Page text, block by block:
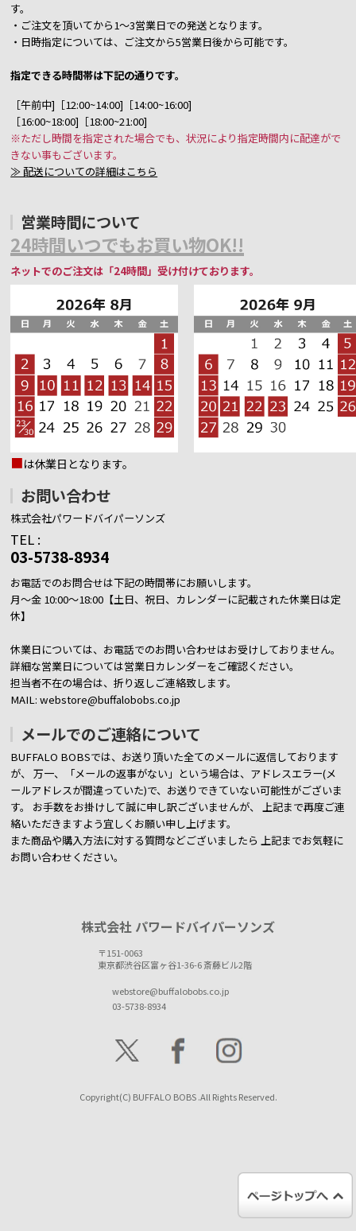
す。
・ご注文を頂いてから1～3営業日での発送となります。
・日時指定については、ご注文から5営業日後から可能です。
指定できる時間帯は下記の通りです。
［午前中]［12:00~14:00]［14:00~16:00]
［16:00~18:00]［18:00~21:00]
※ただし時間を指定された場合でも、状況により指定時間内に配達がで
きない事もございます。
≫ 配送についての詳細はこちら
営業時間について
24時間いつでもお買い物OK!!
ネットでのご注文は「24時間」受け付けております。
■は休業日となります。
お問い合わせ
株式会社パワードバイパーソンズ
TEL :
03-5738-8934
お電話でのお問合せは下記の時間帯にお願いします。
月～金 10:00～18:00【土日、祝日、カレンダーに記載された休業日は定
休】
休業日については、お電話でのお問い合わせはお受けしておりません。
詳細な営業日については営業日カレンダーをご確認ください。
担当者不在の場合は、折り返しご連絡致します。
MAIL: webstore@buffalobobs.co.jp
メールでのご連絡について
BUFFALO BOBSでは、お送り頂いた全てのメールに返信しております
が、 万一、「メールの返事がない」という場合は、アドレスエラー(メ
ールアドレスが間違っていた)で、お送りできていない可能性がございま
す。 お手数をお掛けして誠に申し訳ございませんが、 上記まで再度ご連
絡いただきますよう宜しくお願い申し上げます。
また商品や購入方法に対する質問などございましたら上記までお気軽に
お問い合わせください。
株式会社 パワードバイパーソンズ
〒151-0063
東京都渋谷区富ヶ谷1-36-6 斎藤ビル2階
webstore@buffalobobs.co.jp
03-5738-8934
Copyright(C) BUFFALO BOBS .All Rights Reserved.